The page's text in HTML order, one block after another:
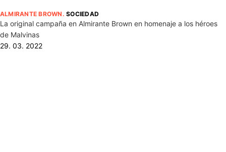
ALMIRANTE BROWN .SOCIEDAD
La original campaña en Almirante Brown en homenaje a los héroes
de Malvinas
29. 03. 2022